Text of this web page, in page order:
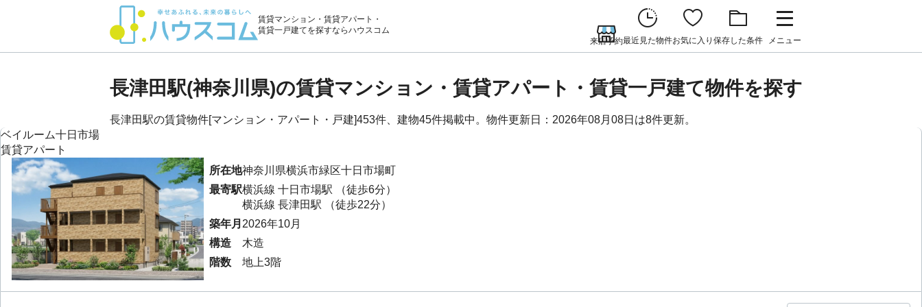
賃貸マンション・賃貸アパート・
賃貸一戸建てを探すならハウスコム
来店予約最近見た物件お気に入り 保存した条件 メニュー
長津田駅(神奈川県)の賃貸マンション・賃貸アパート・賃貸一戸建て物件を探す
長津田駅の賃貸物件[マンション・アパート・戸建]453件、建物45件掲載中。物件更新日：2026年08月08日は8件更新。
ベイルーム十日市場
賃貸アパート
所在地神奈川県横浜市緑区十日市場町
最寄駅横浜線 十日市場駅
（徒歩6分）
横浜線 長津田駅
（徒歩22分）
築年月 2026年10月
構造
木造
階数
地上3階